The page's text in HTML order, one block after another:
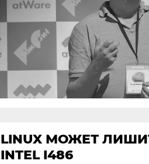
LINUX МОЖЕТ
INTEL I486